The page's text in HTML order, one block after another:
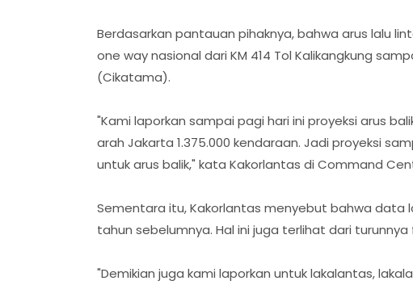
Berdasarkan pantauan pihaknya, bahwa arus lalu
one way nasional dari KM 414 Tol Kalikangkung
(Cikatama).
"Kami laporkan sampai pagi hari ini proyeksi arus
arah Jakarta 1.375.000 kendaraan. Jadi proyeksi
untuk arus balik," kata Kakorlantas di Command
Sementara itu, Kakorlantas menyebut bahwa data
tahun sebelumnya. Hal ini juga terlihat dari
"Demikian juga kami laporkan untuk lakalantas,